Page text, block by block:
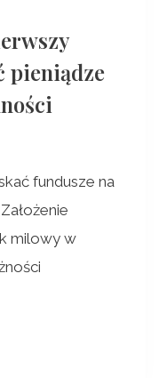
pieniądze
fundusze na
milowy w